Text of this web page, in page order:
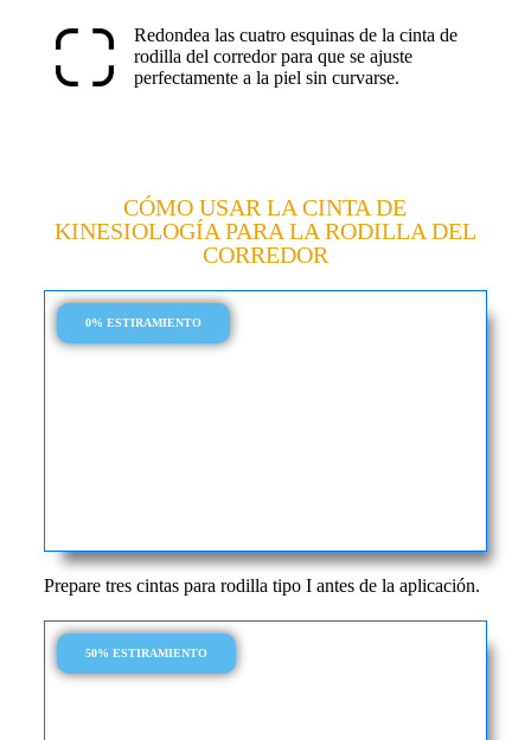
Redondea las cuatro esquinas de la cinta de
rodilla del corredor para que se ajuste
perfectamente a la piel sin curvarse.
CÓMO USAR LA CINTA DE
KINESIOLOGÍA PARA LA RODILLA DEL
CORREDOR
0% ESTIRAMIENTO
Prepare tres cintas para rodilla tipo I antes de la aplicación.
50% ESTIRAMIENTO